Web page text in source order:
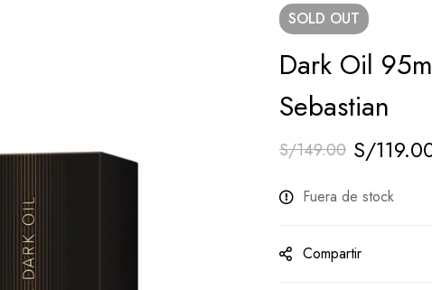
SOLD OUT
Dark Oil
Sebastian
S/149.00 S/
Fuera de stock
Compartir